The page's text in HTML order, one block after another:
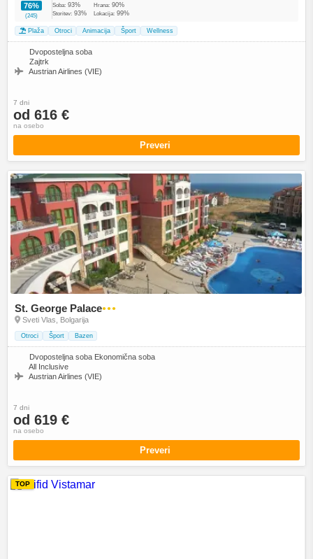
76%
(245)
Soba: 93% Hrana: 90%
Storitev: 93% Lokacija: 99%
Plaža Otroci Animacija Šport Wellness
Dvoposteljna soba
Zajtrk
Austrian Airlines (VIE)
7 dni
od 616 €
na osebo
Preveri
St. George Palace●●●
Sveti Vlas, Bolgarija
Otroci Šport Bazen
Dvoposteljna soba Ekonomična soba
All Inclusive
Austrian Airlines (VIE)
7 dni
od 619 €
na osebo
Preveri
TOP